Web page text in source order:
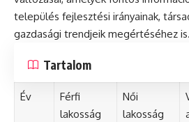
település fejlesztési irányainak,
gazdasági trendjeik megértéséhez is.
Tartalom
Év
Férfi
lakosság
Női
lakosság